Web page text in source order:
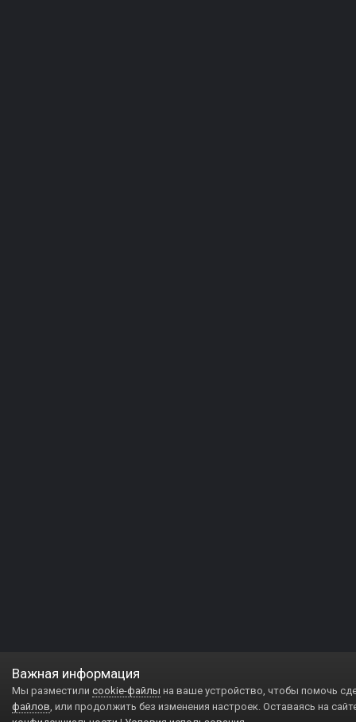
Важная информация
Мы разместили cookie-файлы на ваше устройство, чтобы помочь
файлов, или продолжить без изменения настроек. Оставаясь на